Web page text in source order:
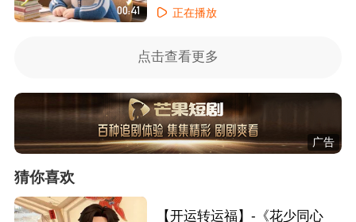
00:41 正在播放
点击查看更多
广告
猜你喜欢
【开运转运福】-《花少同心